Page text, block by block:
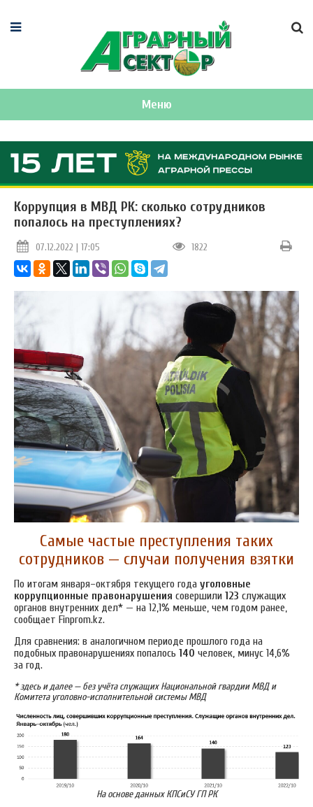
Меню
Коррупция в МВД РК: сколько сотрудников
попалось на преступлениях?
07.12.2022 | 17:05 1822
Самые частые преступления таких
сотрудников — случаи получения взятки
По итогам января–октября текущего года уголовные
коррупционные правонарушения совершили 123 служащих
органов внутренних дел* — на 12,1% меньше, чем годом ранее,
сообщает Finprom.kz.
Для сравнения: в аналогичном периоде прошлого года на
подобных правонарушениях попалось 140 человек, минус 14,6%
за год.
* здесь и далее — без учёта служащих Национальной гвардии МВД и
Комитета уголовно-исполнительной системы МВД
На основе данных КПСиСУ ГП РК